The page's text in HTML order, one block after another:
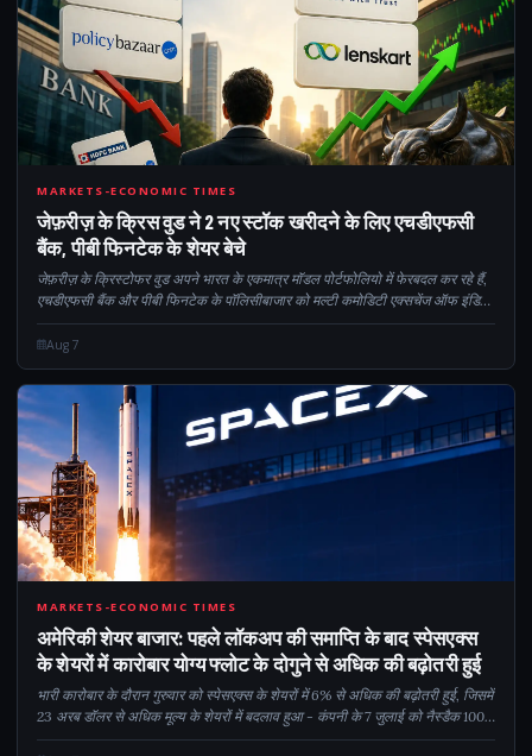
2MARKETS-ECONOMIC TIMES
जेफ़रीज़ के क्रिस वुड ने 2 नए स्टॉक खरीदने के लिए एचडीएफसी
बैंक, पीबी फिनटेक के शेयर बेचे
जेफ़रीज़ के क्रिस्टोफर वुड अपने भारत के एकमात्र मॉडल पोर्टफोलियो में फेरबदल कर रहे हैं,
एचडीएफसी बैंक और पीबी फिनटेक के पॉलिसीबाजार को मल्टी कमोडिटी एक्सचेंज ऑफ इंडिया
(एमसीएक्स) और आईवियर रिटेलर लेंसकार्ट सॉल्यूशन के पक्ष में छोड़ रहे हैं...
Aug 7
CM
MARKETS-ECONOMIC TIMES
अमेरिकी शेयर बाजार: पहले लॉकअप की समाप्ति के बाद स्पेसएक्स
के शेयरों में कारोबार योग्य फ्लोट के दोगुने से अधिक की बढ़ोतरी हुई
भारी कारोबार के दौरान गुरुवार को स्पेसएक्स के शेयरों में 6% से अधिक की बढ़ोतरी हुई, जिसमें
23 अरब डॉलर से अधिक मूल्य के शेयरों में बदलाव हुआ - कंपनी के 7 जुलाई को नैस्डैक 100 में
शामिल होने के बाद से संभवतः सबसे व्यस्त सत्र। यह रैली इसके बावजूद आई...